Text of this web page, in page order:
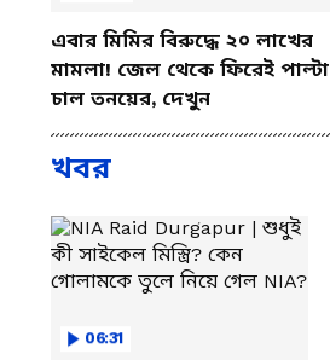
এবার মিমির বিরুদ্ধে ২০ লাখের
মামলা! জেল থেকে ফিরেই পাল্টা
চাল তনয়ের, দেখুন
খবর
06:31